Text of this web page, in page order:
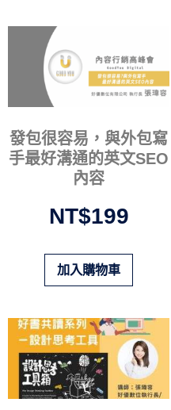
發包很容易，與外包寫
手最好溝通的英文SEO
內容
NT$199
加入購物車